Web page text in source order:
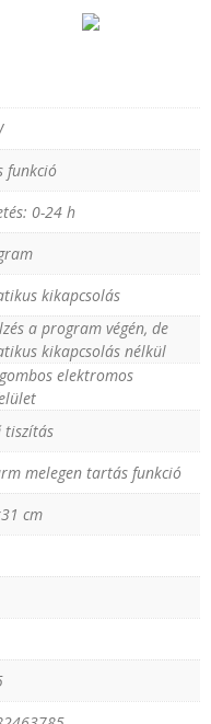
funkció
0-24 h
kikapcsolás
a program végén, de
kikapcsolás nélkül
elektromos
tiszítás
melegen tartás funkció
cm